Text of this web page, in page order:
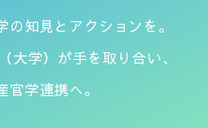
知見とアクションを。
学）が手を取り合い、
学連携へ。